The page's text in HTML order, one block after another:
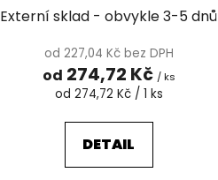
Externí sklad - obvykle 3-5 dnů
od 227,04 Kč bez DPH
od 274,72 Kč / ks
Měrná
od 274,72 Kč / 1 ks
DETAIL